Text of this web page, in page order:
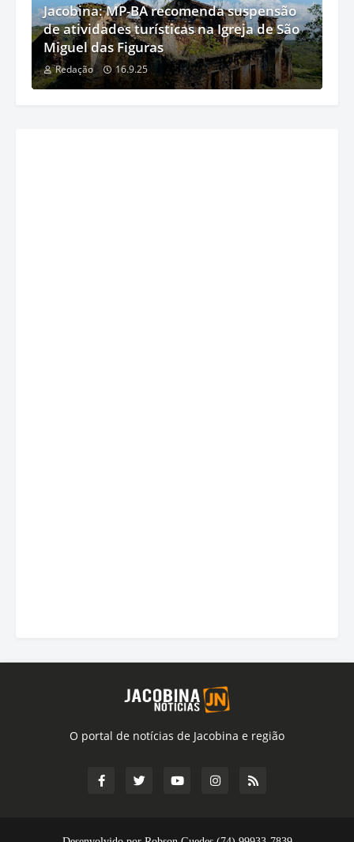
Jacobina: MP-BA recomenda suspensão
de atividades turísticas na Igreja de São
Miguel das Figuras
Redação 16.9.25
O portal de notícias de Jacobina e região